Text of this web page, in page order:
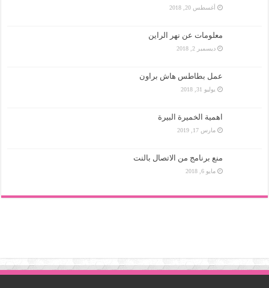
أغسطس 20, 2018
معلومات عن نهر الراين
ديسمبر 2, 2018
عمل بطاطس هاش براون
يوليو 31, 2018
اهمية الخميرة البيرة
مارس 17, 2019
منع برنامج من الاتصال بالنت
مايو 6, 2018